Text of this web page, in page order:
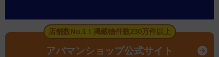
店舗数No.1！掲載物件数230万件以上
アパマンショップ公式サイト